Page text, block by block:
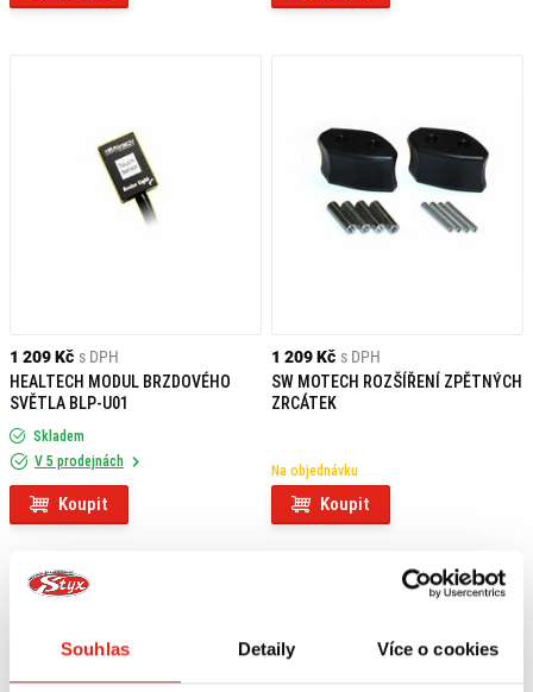
Souhlas Detaily Více o cookies
1 209 Kč s DPH
HEALTECH MODUL BRZDOVÉHO
SVĚTLA BLP-U01
Skladem
V 5 prodejnách
Koupit
1 209 Kč s DPH
SW MOTECH ROZŠÍŘENÍ ZPĚTNÝCH
ZRCÁTEK
Na objednávku
Koupit